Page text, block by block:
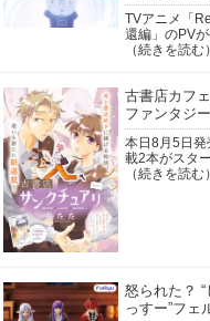
TVアニメ「
還編」のPV
（続きを読む）
古書店カフ
ファンタジ
本日8月5日発
載2本がスタ
（続きを読む）
怒られた？
っすー”フェ